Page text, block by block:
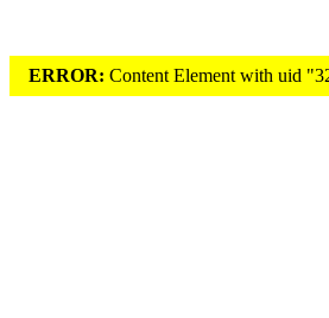
ERROR: Content Element with uid